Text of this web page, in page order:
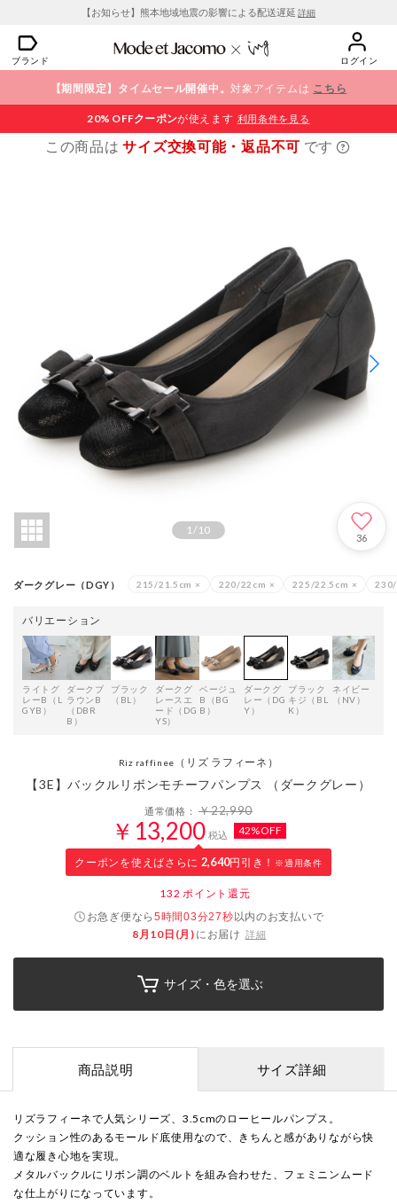
【お知らせ】熊本地域地震の影響による配送遅延 詳細
ブランド ログイン
【期間限定】タイムセール開催中。対象アイテムは こちら
20% OFFクーポンが使えます 利用条件を見る
この商品はサイズ交換可能・返品不可 です
1/ 10
36
ダークグレー（DGY） 215/21.5cm × 220/22cm × 225/22.5cm ×
バリエーション
ライトグ
レーB（L
GYB）
ダークブ
ラウンB
（DBR
B）
ブラック
（BL）
ダークグ
レースエ
ード（DG
YS）
ベージュ
B（BG
B）
ダークグ
レー（DG
Y）
ブラック
キジ（BL
K）
ネイビー
（NV）
Riz raffinee （リズ ラフィーネ）
【3E】バックルリボンモチーフパンプス （ダークグレー）
通常価格：￥22,990
￥13,200 税込 42%OFF
クーポンを使えばさらに 2,640円引き！ ※適用条件
132 ポイント還元
お急ぎ便なら5時間03分26秒以内のお支払いで
8月10日(月) にお届け 詳細
サイズ・色を選ぶ
商品説明 サイズ詳細
リズラフィーネで人気シリーズ、3.5cmのローヒールパンプス。
クッション性のあるモールド底使用なので、きちんと感がありながら快
適な履き心地を実現。
メタルバックルにリボン調のベルトを組み合わせた、フェミニンムード
な仕上がりになっています。